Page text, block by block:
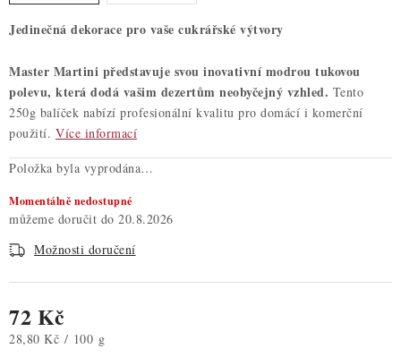
Nepřevzetí zásilky na dobírku
Hodnocení obchodu
Blog
Moje objednávka
Podmínky ochrany osobních údajů
Jedinečná dekorace pro vaše cukrářské výtvory
Master Martini představuje svou inovativní modrou tukovou
polevu, která dodá vašim dezertům neobyčejný vzhled. Tento
250g balíček nabízí profesionální kvalitu pro domácí i komerční
použití. Více informací
Položka byla vyprodána…
Momentálně nedostupné
20.8.2026
Možnosti doručení
72 Kč
Měrná cena:
28,80 Kč / 100 g